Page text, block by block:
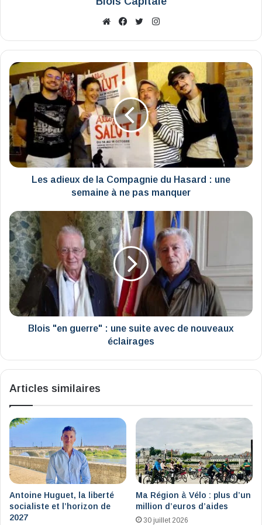
WebsiteFacebook
X
Les
adieux
de
la
Compagnie
du
Hasard
:
une
semaine
pas
manquer
Les adieux de la Compagnie du Hasard : une
semaine à ne pas manquer
Blois
"en
guerre"
:
une
suite
avec
de
nouveaux
éclairages
Blois "en guerre" : une suite avec de nouveaux
éclairages
Articles similaires
Antoine Huguet, la liberté
socialiste et l’horizon de
2027
Ma Région à Vélo : plus d’un
million d’euros d’aides
30 juillet 2026